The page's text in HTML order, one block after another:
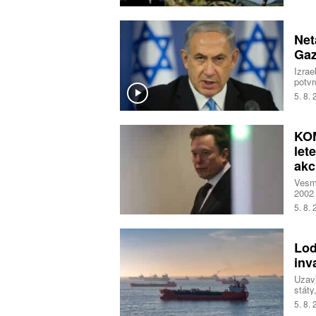
5. 8.
teď
5. 8.
1
aby
5. 8.